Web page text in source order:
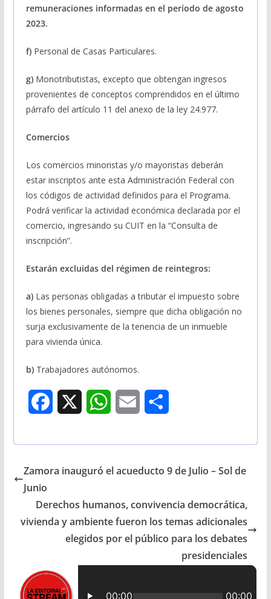
remuneraciones informadas en el período de agosto
2023.
f) Personal de Casas Particulares.
g) Monotributistas, excepto que obtengan ingresos
provenientes de conceptos comprendidos en el último
párrafo del artículo 11 del anexo de la ley 24.977.
Comercios
Los comercios minoristas y/o mayoristas deberán
estar inscriptos ante esta Administración Federal con
los códigos de actividad definidos para el Programa.
Podrá verificar la actividad económica declarada por el
comercio, ingresando su CUIT en la “Consulta de
inscripción”.
Estarán excluidas del régimen de reintegros:
a) Las personas obligadas a tributar el impuesto sobre
los bienes personales, siempre que dicha obligación no
surja exclusivamente de la tenencia de un inmueble
para vivienda única.
b) Trabajadores autónomos.
e
o
k
W
t
A
i
r
Zamora inauguró el acueducto 9 de Julio – Sol de
Junio
Derechos humanos, convivencia democrática,
vivienda y ambiente fueron los temas adicionales
elegidos por el público para los debates
presidenciales